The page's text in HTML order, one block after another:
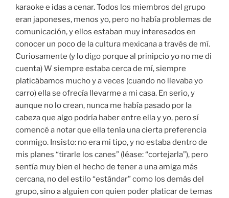
karaoke e idas a cenar. Todos los miembros del grupo
eran japoneses, menos yo, pero no había problemas de
comunicación, y ellos estaban muy interesados en
conocer un poco de la cultura mexicana a través de mí.
Curiosamente (y lo digo porque al prinipcio yo no me di
cuenta) W siempre estaba cerca de mí, siempre
platicábamos mucho y a veces (cuando no llevaba yo
carro) ella se ofrecía llevarme a mi casa. En serio, y
aunque no lo crean, nunca me había pasado por la
cabeza que algo podría haber entre ella y yo, pero sí
comencé a notar que ella tenía una cierta preferencia
conmigo. Insisto: no era mi tipo, y no estaba dentro de
mis planes “tirarle los canes” (léase: “cortejarla”), pero
sentía muy bien el hecho de tener a una amiga más
cercana, no del estilo “estándar” como los demás del
grupo, sino a alguien con quien poder platicar de temas